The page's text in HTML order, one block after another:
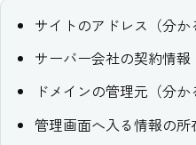
サイトのアドレス（分か
サーバー会社の契約情報
ドメインの管理元（分か
管理画面へ入る情報の所